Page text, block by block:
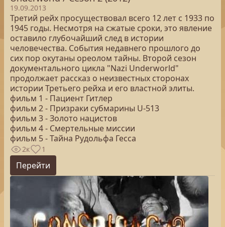
19.09.2013
Третий рейх просуществовал всего 12 лет с 1933 по
1945 годы. Несмотря на сжатые сроки, это явление
оставило глубочайший след в истории
человечества. События недавнего прошлого до
сих пор окутаны ореолом тайны. Второй сезон
документального цикла "Nazi Underworld"
продолжает рассказ о неизвестных сторонах
истории Третьего рейха и его властной элиты.
фильм 1 - Пациент Гитлер
фильм 2 - Призраки субмарины U-513
фильм 3 - Золото нацистов
фильм 4 - Смертельные миссии
фильм 5 - Тайна Рудольфа Гесса
2к 1
Перейти